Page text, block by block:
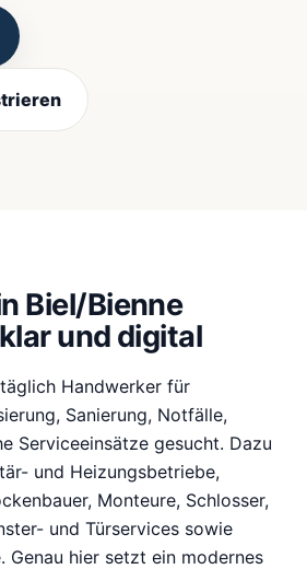
Biel/Bienne
und digital
Handwerker für
Sanierung, Notfälle,
Serviceeinsätze gesucht. Dazu
und Heizungsbetriebe,
Monteure, Schlosser,
und Türservices sowie
Genau hier setzt ein modernes